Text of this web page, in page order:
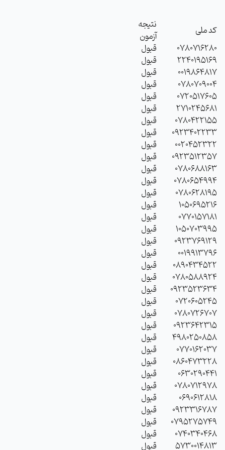
کد ملی
نتیجه
آزمون
0780716280
قبول
2240195169
قبول
0019864817
قبول
0780709004
قبول
0720517605
قبول
2710245681
قبول
0780422155
قبول
0923402233
قبول
0020452322
قبول
0923512357
قبول
0780688163
قبول
0780654994
قبول
0780628195
قبول
1050695216
قبول
0770157181
قبول
1050703995
قبول
0923769129
قبول
0019913796
قبول
0890434522
قبول
0780588924
قبول
0923523634
قبول
0720605245
قبول
0780726707
قبول
0923642315
قبول
4980250858
قبول
0770162037
قبول
0860473228
قبول
0630290441
قبول
0780712978
قبول
0690612818
قبول
0923316787
قبول
0795275749
قبول
0740340468
قبول
5730014813
قبول